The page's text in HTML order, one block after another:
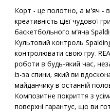
Корт - це полотно, а м'яч -
креативність цієї чудової
баскетбольного м’яча
Культовий контроль
контролювати свою гру.
роботи в будь-який час,
із-за спини, який ви
майданчику в останній
Композитне покриття з
поверхні гарантує, що ви